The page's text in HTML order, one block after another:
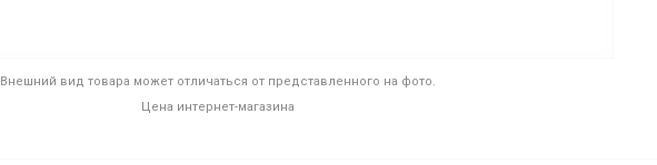
Внешний вид товара может отличаться от представленного на фото.
Цена интернет-магазина